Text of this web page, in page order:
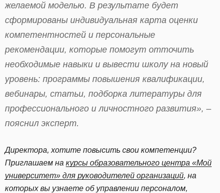
желаемой моделью. В результате будет
сформированы индивидуальная карта оценки
компетентностей и персональные
рекомендации, которые помогут отточить
необходимые навыки и вывести школу на новый
уровень: программы повышения квалификации,
вебинары, статьи, подборка литературы для
профессионального и личностного развития», –
пояснил эксперт.
Директора, хотите повысить свои компетенции?
Приглашаем на курсы образовательного центра «Мой
университет» для руководителей организаций, на
которых вы узнаете об управлении персоналом,